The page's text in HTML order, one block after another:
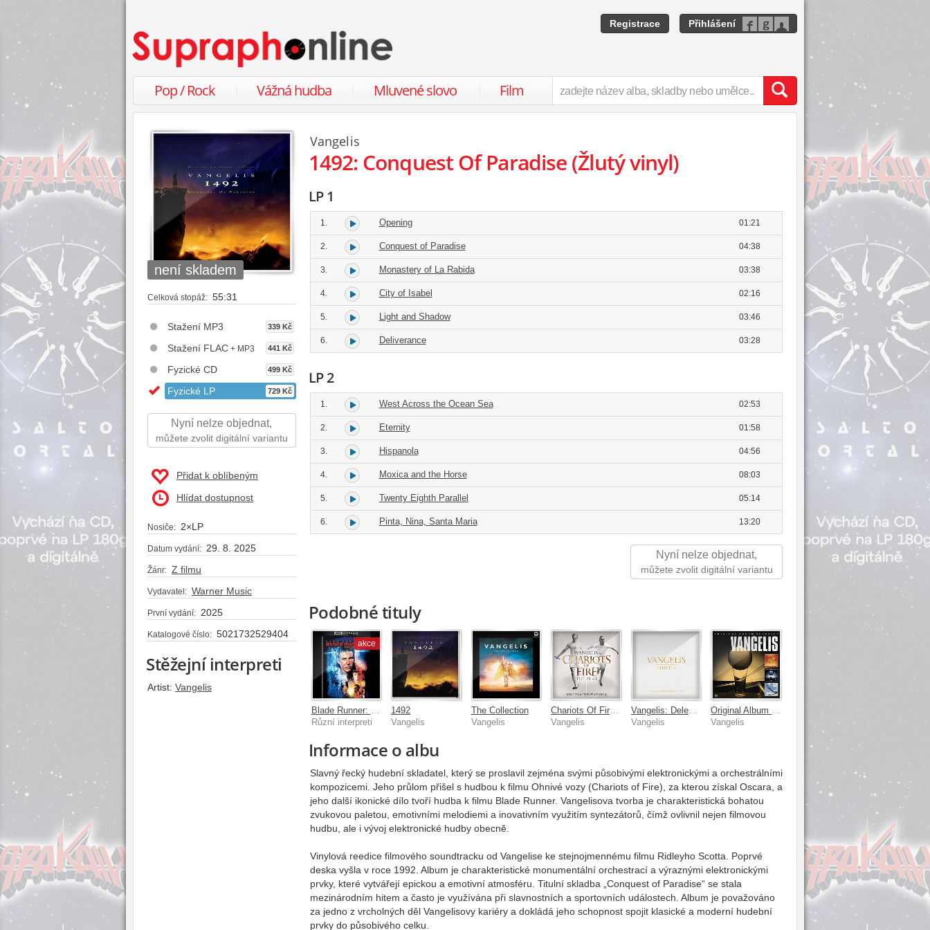
Registrace Přihlášení
Pop / Rock Vážná hudba Mluvené slovo Film
není skladem
Celková stopáž: 55:31
Stažení MP3 339 Kč
Stažení FLAC + MP3 441 Kč
Fyzické CD 499 Kč
Fyzické LP 729 Kč
Nyní nelze objednat,
můžete zvolit digitální variantu
Přidat k oblíbeným
Hlídat dostupnost
Nosiče: 2×LP
Datum vydání: 29. 8. 2025
Žánr: Z filmu
Vydavatel: Warner Music
První vydání: 2025
Katalogové číslo: 5021732529404
Stěžejní interpreti
Artist: Vangelis
Vangelis
1492: Conquest Of Paradise (Žlutý vinyl)
LP 1
1. Opening 01:21
2. Conquest of Paradise 04:38
3. Monastery of La Rabida 03:38
4. City of Isabel 02:16
5. Light and Shadow 03:46
6. Deliverance 03:28
LP 2
1. West Across the Ocean Sea 02:53
2. Eternity 01:58
3. Hispanola 04:56
4. Moxica and the Horse 08:03
5. Twenty Eighth Parallel 05:14
6. Pinta, Nina, Santa Maria 13:20
Nyní nelze objednat,
můžete zvolit digitální variantu
Podobné tituly
akce
Různí interpreti
1492
Vangelis
The Collection
Vangelis
Vangelis
Vangelis: Delectus [Remastered]
Vangelis
Vangelis
Informace o albu
Slavný řecký hudební skladatel, který se proslavil zejména svými působivými elektronickými a orchestrálními
kompozicemi. Jeho průlom přišel s hudbou k filmu Ohnivé vozy (Chariots of Fire), za kterou získal Oscara, a
jeho další ikonické dílo tvoří hudba k filmu Blade Runner. Vangelisova tvorba je charakteristická bohatou
zvukovou paletou, emotivními melodiemi a inovativním využitím syntezátorů, čímž ovlivnil nejen filmovou
hudbu, ale i vývoj elektronické hudby obecně.
Vinylová reedice filmového soundtracku od Vangelise ke stejnojmennému filmu Ridleyho Scotta. Poprvé
deska vyšla v roce 1992. Album je charakteristické monumentální orchestrací a výraznými elektronickými
prvky, které vytvářejí epickou a emotivní atmosféru. Titulní skladba „Conquest of Paradise“ se stala
mezinárodním hitem a často je využívána při slavnostních a sportovních událostech. Album je považováno
za jedno z vrcholných děl Vangelisovy kariéry a dokládá jeho schopnost spojit klasické a moderní hudební
prvky do působivého celku.